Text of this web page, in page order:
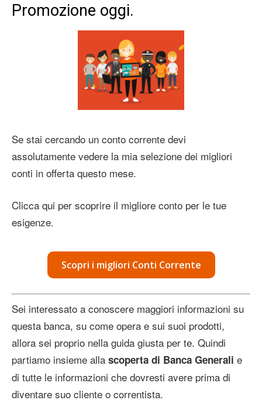
Promozione oggi.
Se stai cercando un conto corrente devi
assolutamente vedere la mia selezione dei migliori
conti in offerta questo mese.
Clicca qui per scoprire il migliore conto per le tue
esigenze.
Scopri i migliori Conti Corrente
Sei interessato a conoscere maggiori informazioni su
questa banca, su come opera e sui suoi prodotti,
allora sei proprio nella guida giusta per te. Quindi
partiamo insieme alla scoperta di Banca Generali e
di tutte le informazioni che dovresti avere prima di
diventare suo cliente o correntista.